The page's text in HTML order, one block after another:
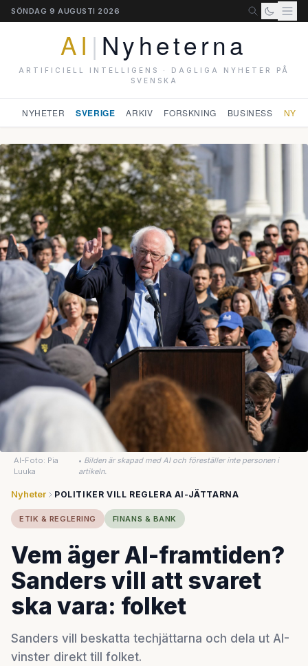
SÖNDAG 9 AUGUSTI 2026
AI | Nyheterna
ARTIFICIELL INTELLIGENS · DAGLIGA NYHETER PÅ
SVENSKA
NYHETER SVERIGE ARKIV FORSKNING BUSINESS
AI-Foto: Pia
Luuka
• Bilden är skapad med AI och föreställer inte personen i
artikeln.
Nyheter POLITIKER VILL REGLERA AI-JÄTTARNA
ETIK & REGLERING FINANS & BANK
Vem äger AI-framtiden?
Sanders vill att svaret
ska vara: folket
Sanders vill beskatta techjättarna och dela ut AI-
vinster direkt till folket.